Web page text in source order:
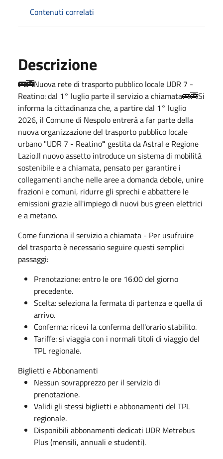
Contenuti correlati
Descrizione
🚌🚎Nuova rete di trasporto pubblico locale UDR 7 -
Reatino: dal 1° luglio parte il servizio a chiamata🚌🚎Si
informa la cittadinanza che, a partire dal 1° luglio
2026, il Comune di Nespolo entrerà a far parte della
nuova organizzazione del trasporto pubblico locale
urbano "UDR 7 - Reatino" gestita da Astral e Regione
Lazio.Il nuovo assetto introduce un sistema di mobilità
sostenibile e a chiamata, pensato per garantire i
collegamenti anche nelle aree a domanda debole, unire
frazioni e comuni, ridurre gli sprechi e abbattere le
emissioni grazie all'impiego di nuovi bus green elettrici
e a metano.
Come funziona il servizio a chiamata - Per usufruire
del trasporto è necessario seguire questi semplici
passaggi:
Prenotazione: entro le ore 16:00 del giorno
precedente.
Scelta: seleziona la fermata di partenza e quella di
arrivo.
Conferma: ricevi la conferma dell'orario stabilito.
Tariffe: si viaggia con i normali titoli di viaggio del
TPL regionale.
Biglietti e Abbonamenti
Nessun sovrapprezzo per il servizio di
prenotazione.
Validi gli stessi biglietti e abbonamenti del TPL
regionale.
Disponibili abbonamenti dedicati UDR Metrebus
Plus (mensili, annuali e studenti).